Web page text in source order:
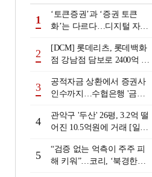
1
‘토큰증권’과 ‘증권 토큰
화’는 다르다…디지털 자본
2
[DCM] 롯데리츠, 롯데백화
점 강남점 담보로 2400억 조
3
공적자금 상환에서 증권사
인수까지…수협은행 '금융
행 금융그룹의 꿈①]
4
관악구 '두산' 26평, 3.2억 떨
어진 10.5억원에 거래 [일일
5
“검증 없는 억측이 주주 피
해 키워”…코리, ‘북경한미